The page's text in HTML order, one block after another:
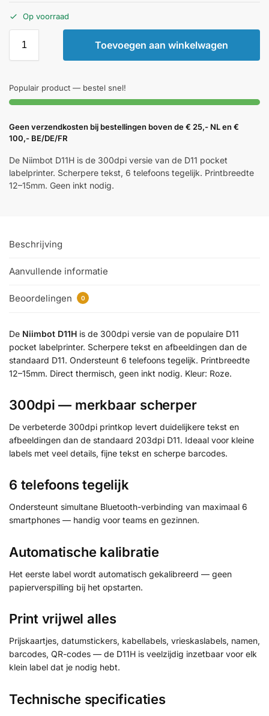
Op voorraad
Toevoegen aan winkelwagen
Populair product — bestel snel!
Geen verzendkosten bij bestellingen boven de € 25,- NL en €
100,- BE/DE/FR
De Niimbot D11H is de 300dpi versie van de D11 pocket
labelprinter. Scherpere tekst, 6 telefoons tegelijk. Printbreedte
12–15mm. Geen inkt nodig.
Beschrijving
Aanvullende informatie
Beoordelingen 0
De Niimbot D11H is de 300dpi versie van de populaire D11
pocket labelprinter. Scherpere tekst en afbeeldingen dan de
standaard D11. Ondersteunt 6 telefoons tegelijk. Printbreedte
12–15mm. Direct thermisch, geen inkt nodig. Kleur: Roze.
300dpi — merkbaar scherper
De verbeterde 300dpi printkop levert duidelijkere tekst en
afbeeldingen dan de standaard 203dpi D11. Ideaal voor kleine
labels met veel details, fijne tekst en scherpe barcodes.
6 telefoons tegelijk
Ondersteunt simultane Bluetooth-verbinding van maximaal 6
smartphones — handig voor teams en gezinnen.
Automatische kalibratie
Het eerste label wordt automatisch gekalibreerd — geen
papierverspilling bij het opstarten.
Print vrijwel alles
Prijskaartjes, datumstickers, kabellabels, vrieskaslabels, namen,
barcodes, QR-codes — de D11H is veelzijdig inzetbaar voor elk
klein label dat je nodig hebt.
Technische specificaties